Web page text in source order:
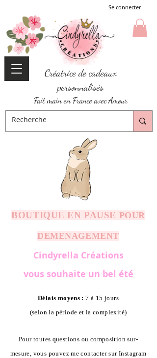
Se connecter
Créatrice de cadeaux
personnalisés
Fait main en France avec Amour
BOUTIQUE EN PAUSE POUR
DEMENAGEMENT
Cindyrella Créations
vous souhaite un bel été
Délais moyens : 7 à 15 jours
(selon la période et la complexité)
Pour toutes questions ou composition sur-
mesure, vous pouvez me contacter sur Instagram